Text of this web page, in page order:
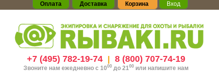
Оплата Доставка Корзина Вход
+7 (495) 782-19-74| 8 (800) 707-74-19
Звоните нам ежедневно с 1000до 21 00 или напишите нам